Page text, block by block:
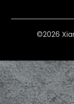
©2026